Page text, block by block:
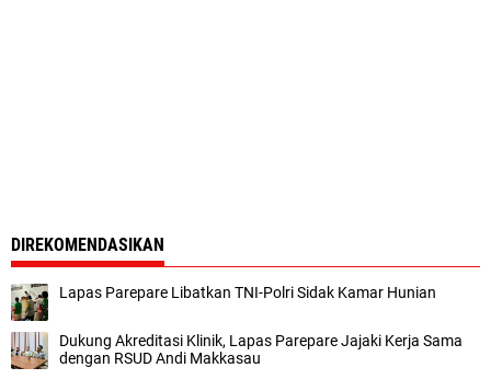
DIREKOMENDASIKAN
Lapas Parepare Libatkan TNI-Polri Sidak Kamar Hunian
Dukung Akreditasi Klinik, Lapas Parepare Jajaki Kerja Sama
dengan RSUD Andi Makkasau